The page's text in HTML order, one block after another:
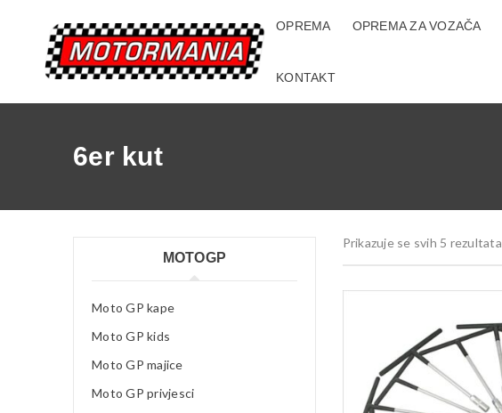
OPREMA OPREMA ZA VOZAČA
KONTAKT
6er kut
MOTOGP
Moto GP kape
Moto GP kids
Moto GP majice
Moto GP privjesci
Prikazuje se svih 5 rezultata